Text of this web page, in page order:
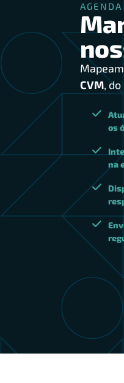
CVM, do
os
na